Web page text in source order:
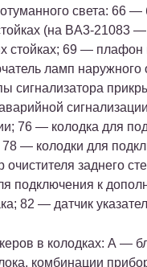
света: 66
(на BA3-21083
стойках; 69 — плафон
ламп
сигнализатора
76 — колодка для
— колодки для
заднего
подключения к
82 — датчик
в колодках: А —
комбинации